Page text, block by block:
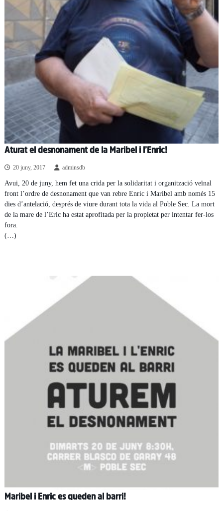
Aturat el desnonament de la Maribel i l’Enric!
20 juny, 2017 adminsdb
Avui, 20 de juny, hem fet una crida per la solidaritat i organització veïnal
front l’ordre de desnonament que van rebre Enric i Maribel amb només 15
dies d’antelació, després de viure durant tota la vida al Poble Sec. La mort
de la mare de l’Eric ha estat aprofitada per la propietat per intentar fer-los
fora.
(…)
Maribel i Enric es queden al barri!